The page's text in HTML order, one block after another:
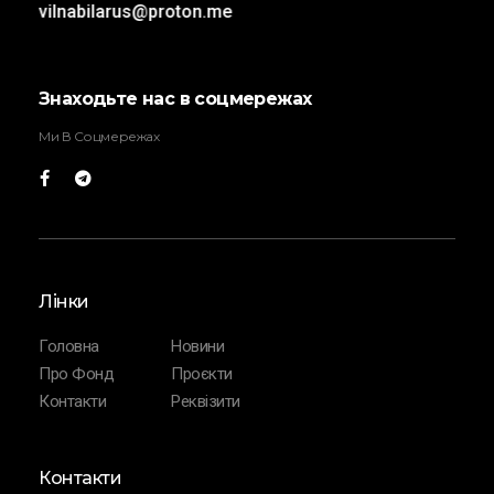
vilnabilarus@proton.me
Знаходьте нас в соцмережах
Ми В Соцмережах
Лінки
Головна
Про Фонд
Контакти
Новини
Проєкти
Реквізити
Контакти